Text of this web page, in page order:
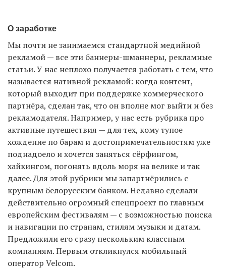
О заработке
Мы почти не занимаемся стандартной медийной
рекламой — все эти баннеры-шманнеры, рекламные
статьи. У нас неплохо получается работать с тем, что
называется нативной рекламой: когда контент,
который выходит при поддержке коммерческого
партнёра, сделан так, что он вполне мог выйти и без
рекламодателя. Например, у нас есть рубрика про
активные путешествия — для тех, кому тупое
хождение по барам и достопримечательностям уже
поднадоело и хочется заняться сёрфингом,
хайкингом, погонять вдоль моря на велике и так
далее. Для этой рубрики мы запартнёрились с
крупным белорусским банком. Недавно сделали
действительно огромный спецпроект по главным
европейским фестивалям — с возможностью поиска
и навигации по странам, стилям музыки и датам.
Предложили его сразу нескольким классным
компаниям. Первым откликнулся мобильный
оператор Velcom.